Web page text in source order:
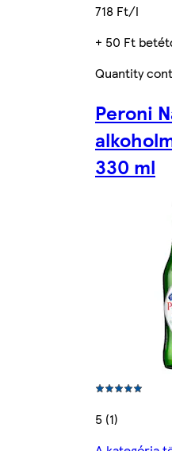
718 Ft/l
+ 50 Ft
Quantity
Peroni
330 ml
5 (1)